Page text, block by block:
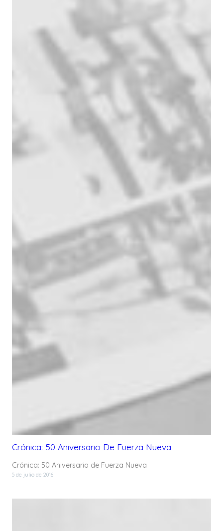
Crónica: 50 Aniversario De Fuerza Nueva
Crónica: 50 Aniversario de Fuerza Nueva
5 de julio de 2016